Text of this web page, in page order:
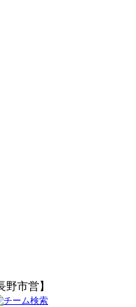
市営】